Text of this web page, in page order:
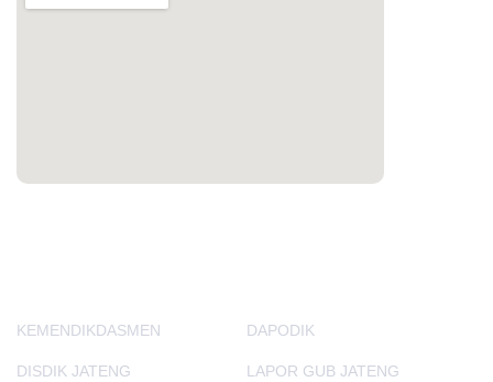
KEMENDIKDASMEN DAPODIK
DISDIK JATENG LAPOR GUB JATENG